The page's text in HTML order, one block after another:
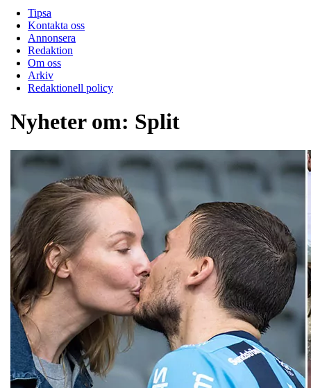
Tipsa
Kontakta oss
Annonsera
Redaktion
Om oss
Arkiv
Redaktionell policy
Nyheter om: Split